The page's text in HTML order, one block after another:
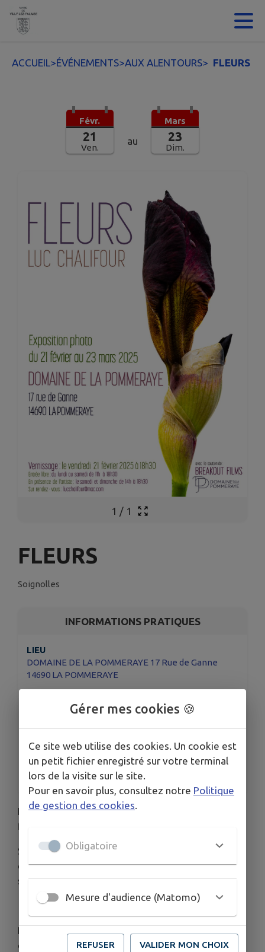
Contenu
ACCUEIL>ÉVÉNEMENTS>AUX ALENTOURS> FLEURS
Févr.
21
Ven.
au
Mars
23
Dim.
1 / 1
FLEURS
Soignolles
INFORMATIONS PRATIQUES
LIEU
DOMAINE DE LA POMMERAYE 17 Rue de Ganne
14690 LA POMMERAYE
Du ven. 21 févr. au dim. 23 mars
En présence de l'artiste : le samedi et dimanche de
14h à 18h30
Sur rendez-vous : lucchalifour@mac.com
Luc Chalifour offre une perspective intime sur les
fleurs de son jardin.
Ses photos s’apparentent au portrait plutôt qu’au
documentaire. Il recherche l’effet de mise en
scène, l’ambiance et l’émotion.
Pour l’occasion, la magnifique salle de réception
du Domaine de La Pommeraye se transforme en
Gérer mes cookies 🍪
Ce site web utilise des cookies. Un cookie est
un petit fichier enregistré sur votre terminal
lors de la visite sur le site.
Pour en savoir plus, consultez notre Politique
de gestion des cookies
Obligatoire
Mesure d'audience (Matomo)
REFUSER VALIDER MON CHOIX